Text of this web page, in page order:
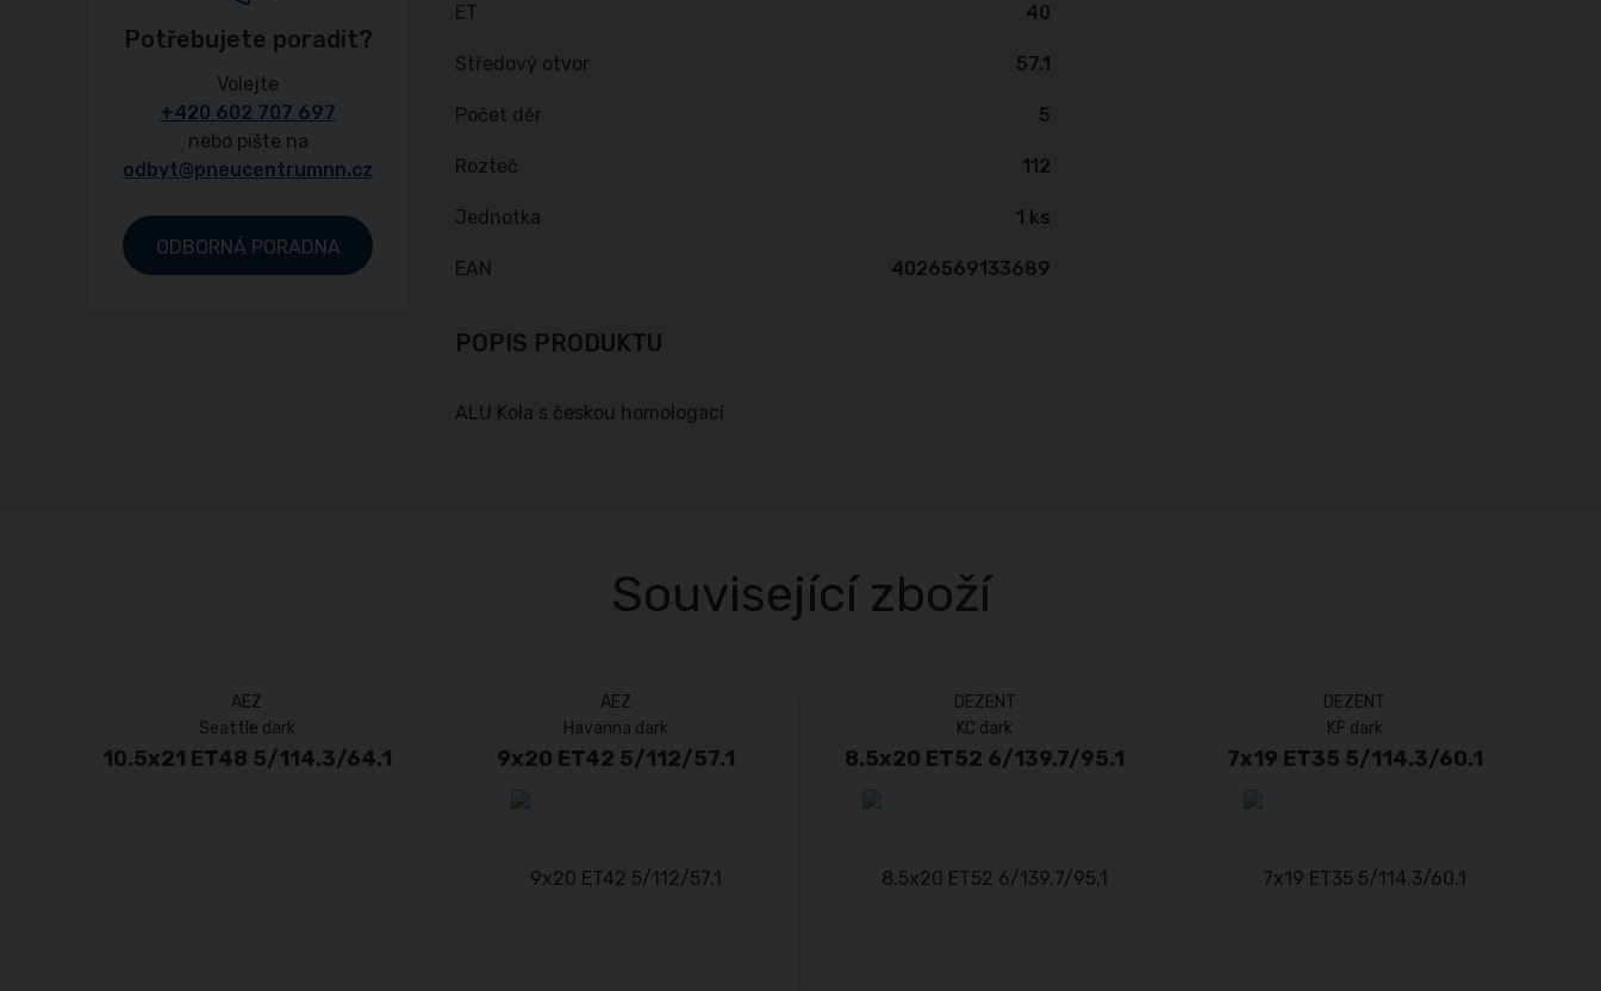
ET 40
Středový otvor 57.1
Počet děr 5
Rozteč 112
Jednotka 1 ks
EAN 4026569133689
POPIS PRODUKTU
ALU Kola s českou homologací
Potřebujete poradit?
Volejte
+420 602 707 697
nebo pište na
odbyt@pneucentrumnn.cz
ODBORNÁ PORADNA
Související zboží
AEZ
Seattle dark
10.5x21 ET48 5/114.3/64.1
AEZ
Havanna dark
9x20 ET42 5/112/57.1
DEZENT
KC dark
8.5x20 ET52 6/139.7/95.1
DEZENT
KF dark
7x19 ET35 5/114.3/60.1